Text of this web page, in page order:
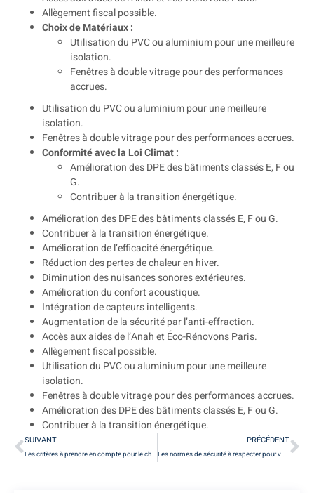
Allègement fiscal possible.
Choix de Matériaux :
Utilisation du PVC ou aluminium pour une meilleure
isolation.
Fenêtres à double vitrage pour des performances
accrues.
Utilisation du PVC ou aluminium pour une meilleure
isolation.
Fenêtres à double vitrage pour des performances accrues.
Conformité avec la Loi Climat :
Amélioration des DPE des bâtiments classés E, F ou
G.
Contribuer à la transition énergétique.
Amélioration des DPE des bâtiments classés E, F ou G.
Contribuer à la transition énergétique.
Amélioration de l’efficacité énergétique.
Réduction des pertes de chaleur en hiver.
Diminution des nuisances sonores extérieures.
Amélioration du confort acoustique.
Intégration de capteurs intelligents.
Augmentation de la sécurité par l’anti-effraction.
Accès aux aides de l’Anah et Éco-Rénovons Paris.
Allègement fiscal possible.
Utilisation du PVC ou aluminium pour une meilleure
isolation.
Fenêtres à double vitrage pour des performances accrues.
Amélioration des DPE des bâtiments classés E, F ou G.
Contribuer à la transition énergétique.
SUIVANT
Les critères à prendre en compte pour le choix de ses fenêtres à Paris
PRÉCÉDENT
Les normes de sécurité à respecter pour vos menuiseries à Paris